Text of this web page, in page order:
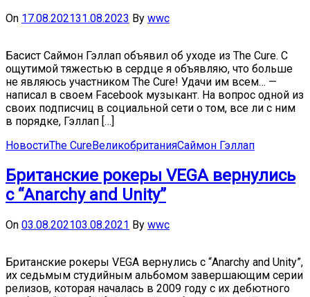
On 17.08.202131.08.2023 By wwc
Басист Саймон Гэллап объявил об уходе из The Cure. С
ощутимой тяжестью в сердце я объявляю, что больше
не являюсь участником The Cure! Удачи им всем… —
написал в своем Facebook музыкант. На вопрос одной из
своих подписчиц в социальной сети о том, все ли с ним
в порядке, Гэллап […]
НовостиThe CureВеликобританияСаймон Гэллап
Британские рокеры VEGA вернулись
с “Anarchy and Unity”
On 03.08.202103.08.2021 By wwc
Британские рокеры VEGA вернулись с “Anarchy and Unity”,
их седьмым студийным альбомом завершающим серии
релизов, которая началась в 2009 году с их дебютного